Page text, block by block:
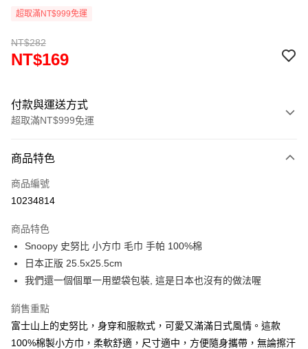
超取滿NT$999免運
NT$282
NT$169
付款與運送方式
超取滿NT$999免運
信用卡一次付款
信用卡分期付款
合作金庫商業銀行
華南商業銀行
彰化商業銀行
上海商業儲蓄銀行
國泰世華商業銀行
兆豐國際商業銀行
匯豐（台灣）商業銀行
聯邦商業銀行
遠東國際商業銀行
元大商業銀行
永豐商業銀行
超商取貨付款
LINE Pay
街口支付
悠遊付
商品特色
商品編號
10234814
商品特色
Snoopy 史努比 小方巾 毛巾 手帕 100%棉
日本正版 25.5x25.5cm
我們還一個個單一用塑袋包裝, 這是日本也沒有的做法喔
銷售重點
富士山上的史努比，身穿和服款式，可愛又滿滿日式風情。這款
100%棉製小方巾，柔軟舒適，尺寸適中，方便隨身攜帶，無論擦汗